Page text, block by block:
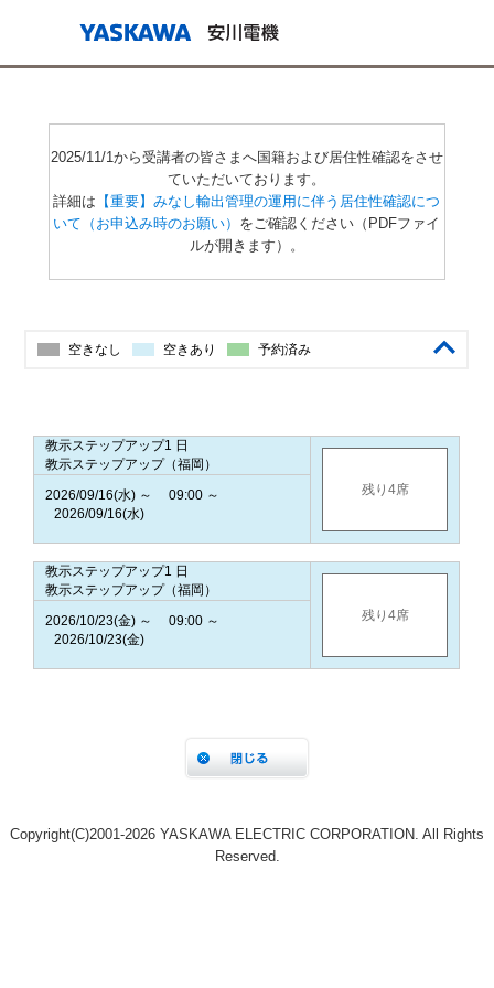
2025/11/1から受講者の皆さまへ国籍および居住性確認をさせ
ていただいております。
詳細は 【重要】みなし輸出管理の運用に伴う居住性確認につ
いて（お申込み時のお願い） をご確認ください（PDFファイ
ルが開きます）。
Copyright(C)2001‐2026 YASKAWA ELECTRIC CORPORATION. All Rights
Reserved.